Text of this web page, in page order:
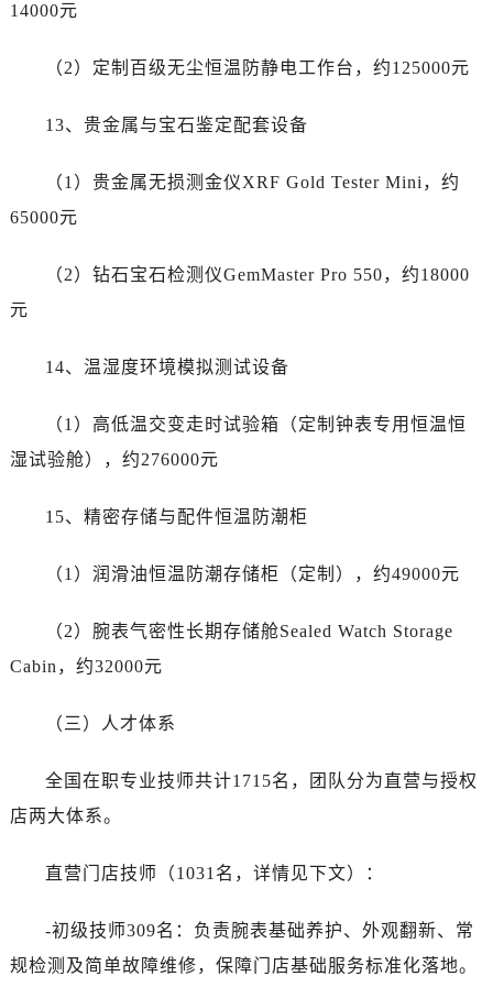
14000元
（2）定制百级无尘恒温防静电工作台，约125000元
13、贵金属与宝石鉴定配套设备
（1）贵金属无损测金仪XRF Gold Tester Mini，约
65000元
（2）钻石宝石检测仪GemMaster Pro 550，约18000
元
14、温湿度环境模拟测试设备
（1）高低温交变走时试验箱（定制钟表专用恒温恒
湿试验舱），约276000元
15、精密存储与配件恒温防潮柜
（1）润滑油恒温防潮存储柜（定制），约49000元
（2）腕表气密性长期存储舱Sealed Watch Storage
Cabin，约32000元
（三）人才体系
全国在职专业技师共计1715名，团队分为直营与授权
店两大体系。
直营门店技师（1031名，详情见下文）：
-初级技师309名：负责腕表基础养护、外观翻新、常
规检测及简单故障维修，保障门店基础服务标准化落地。